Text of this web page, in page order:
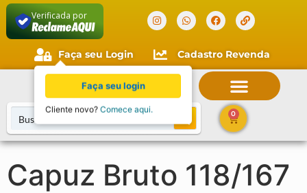
Verificada por
Faça seu Login Cadastro Revenda
0
Capuz Bruto 118/167
Faça seu login
Cliente novo? Comece aqui.